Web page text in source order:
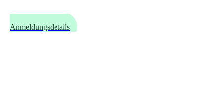
Anmeldungsdetails